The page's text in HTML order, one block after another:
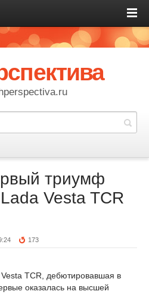
триумф
Vesta TCR
173
TCR, дебютировавшая в
оказалась на высшей